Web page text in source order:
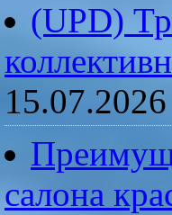
(UPD)
15.07.2026
салона